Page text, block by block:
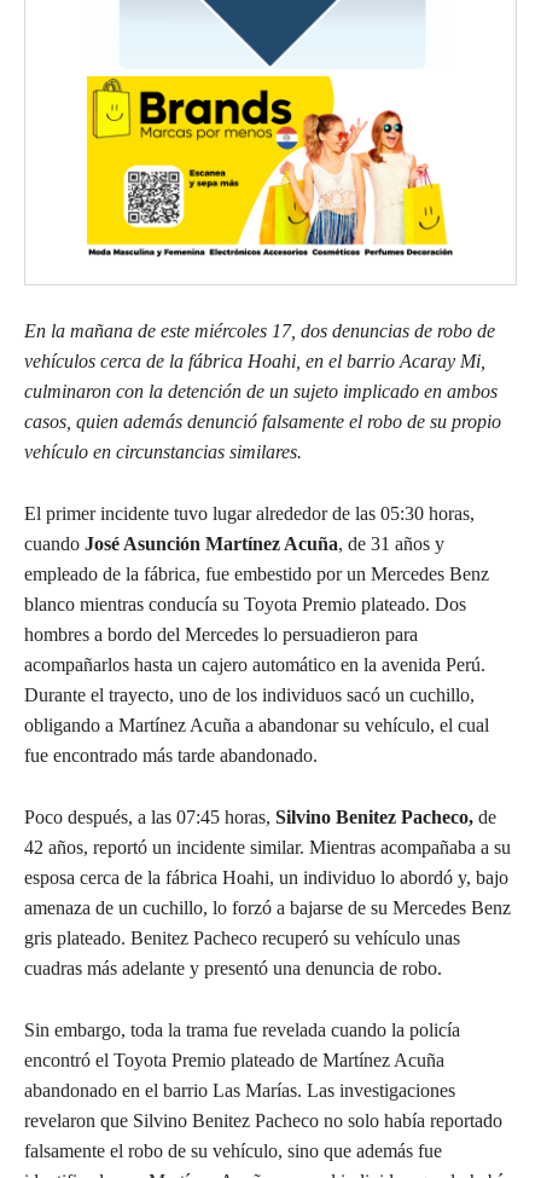
En la mañana de este miércoles 17, dos denuncias de robo de
vehículos cerca de la fábrica Hoahi, en el barrio Acaray Mi,
culminaron con la detención de un sujeto implicado en ambos
casos, quien además denunció falsamente el robo de su propio
vehículo en circunstancias similares.
El primer incidente tuvo lugar alrededor de las 05:30 horas,
cuando José Asunción Martínez Acuña, de 31 años y
empleado de la fábrica, fue embestido por un Mercedes Benz
blanco mientras conducía su Toyota Premio plateado. Dos
hombres a bordo del Mercedes lo persuadieron para
acompañarlos hasta un cajero automático en la avenida Perú.
Durante el trayecto, uno de los individuos sacó un cuchillo,
obligando a Martínez Acuña a abandonar su vehículo, el cual
fue encontrado más tarde abandonado.
Poco después, a las 07:45 horas, Silvino Benitez Pacheco, de
42 años, reportó un incidente similar. Mientras acompañaba a su
esposa cerca de la fábrica Hoahi, un individuo lo abordó y, bajo
amenaza de un cuchillo, lo forzó a bajarse de su Mercedes Benz
gris plateado. Benitez Pacheco recuperó su vehículo unas
cuadras más adelante y presentó una denuncia de robo.
Sin embargo, toda la trama fue revelada cuando la policía
encontró el Toyota Premio plateado de Martínez Acuña
abandonado en el barrio Las Marías. Las investigaciones
revelaron que Silvino Benitez Pacheco no solo había reportado
falsamente el robo de su vehículo, sino que además fue